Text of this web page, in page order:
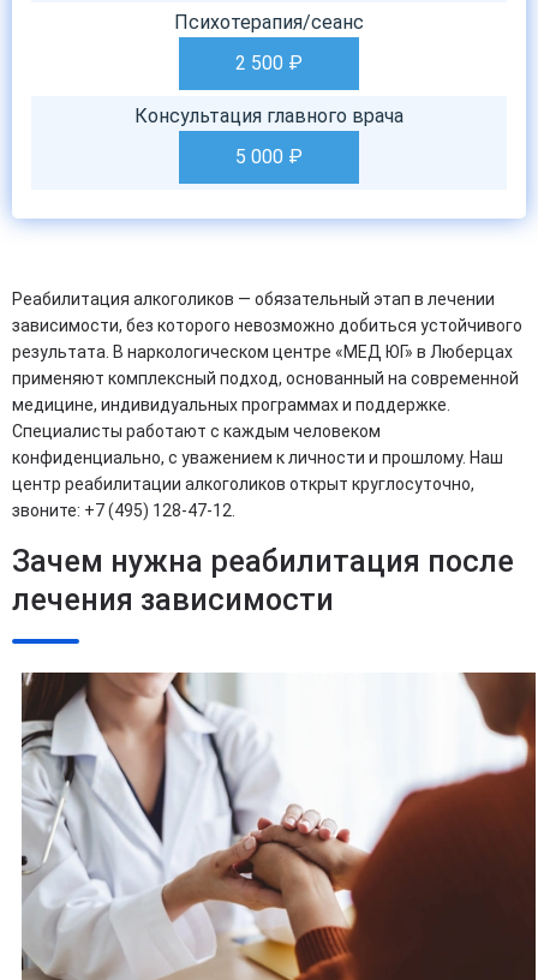
Психотерапия/сеанс
2 500 ₽
Консультация главного врача
5 000 ₽
Реабилитация алкоголиков — обязательный этап в лечении
зависимости, без которого невозможно добиться устойчивого
результата. В наркологическом центре «МЕД ЮГ» в Люберцах
применяют комплексный подход, основанный на современной
медицине, индивидуальных программах и поддержке.
Специалисты работают с каждым человеком
конфиденциально, с уважением к личности и прошлому. Наш
центр реабилитации алкоголиков открыт круглосуточно,
звоните: +7 (495) 128-47-12.
Зачем нужна реабилитация после
лечения зависимости